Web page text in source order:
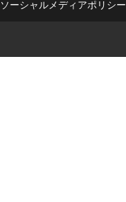
ソーシャルメディアポリシー